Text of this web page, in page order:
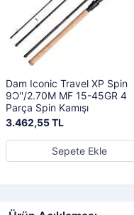
Dam Iconic Travel XP Spin
9Ɔ''/2.70M MF 15-45GR 4
Parça Spin Kamışı
3.462,55 TL
Sepete Ekle